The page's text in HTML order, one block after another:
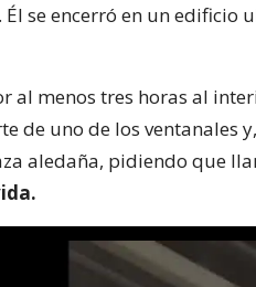
se encerró en un edificio
al menos tres horas al
de uno de los ventanales
aledaña, pidiendo que